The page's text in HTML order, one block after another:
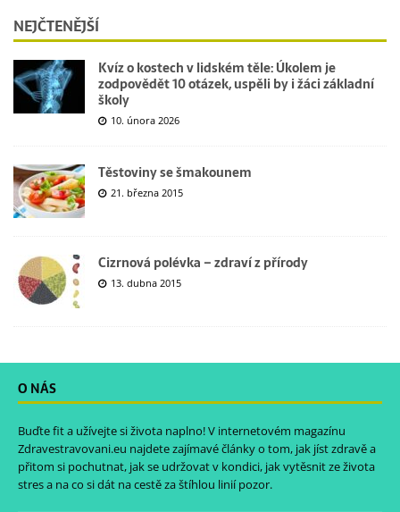
NEJČTENĚJŠÍ
Kvíz o kostech v lidském těle: Úkolem je
zodpovědět 10 otázek, uspěli by i žáci základní
školy
10. února 2026
Těstoviny se šmakounem
21. března 2015
Cizrnová polévka – zdraví z přírody
13. dubna 2015
O NÁS
Buďte fit a užívejte si života naplno! V internetovém magazínu
Zdravestravovani.eu najdete zajímavé články o tom, jak jíst zdravě a
přitom si pochutnat, jak se udržovat v kondici, jak vytěsnit ze života
stres a na co si dát na cestě za štíhlou linií pozor.